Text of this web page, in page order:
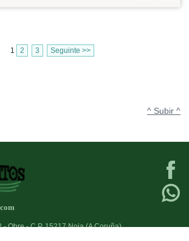
1 2 3 Seguinte >>
^ Subir ^
Obre - C.P. 15217 Noia (A Coruña)